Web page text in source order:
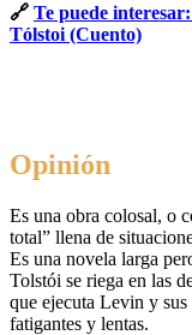
🔗 Te puede
Tólstoi (Cuento)
Opinión
Es una obra colosal, o
total” llena de
Es una novela larga
Tolstói se riega en las
que ejecuta Levin y
fatigantes y lentas.